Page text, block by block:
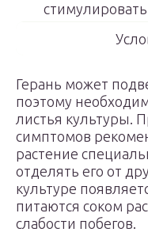
Герань может
поэтому
листья культуры.
симптомов
растение
отделять его от
культуре
питаются соком
слабости побегов.